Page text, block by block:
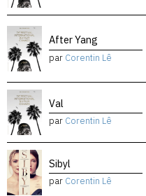
After Yang
par Corentin Lê
Val
par Corentin Lê
Sibyl
par Corentin Lê